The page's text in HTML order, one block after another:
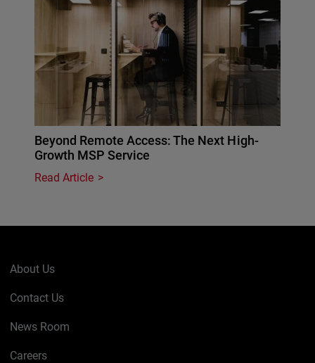
Beyond Remote Access: The Next High-
Growth MSP Service
Read Article
About Us
Contact Us
News Room
Careers